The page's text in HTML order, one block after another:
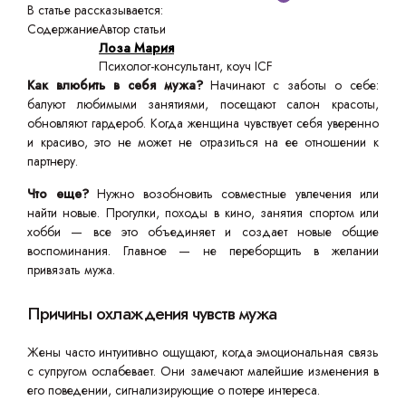
В статье рассказывается:
СодержаниеАвтор статьи
Лоза Мария
Психолог-консультант, коуч ICF
Как влюбить в себя мужа?Начинают с заботы о себе:
балуют любимыми занятиями, посещают салон красоты,
обновляют гардероб. Когда женщина чувствует себя уверенно
и красиво, это не может не отразиться на ее отношении к
партнеру.
Что еще? Нужно возобновить совместные увлечения или
найти новые. Прогулки, походы в кино, занятия спортом или
хобби — все это объединяет и создает новые общие
воспоминания. Главное — не переборщить в желании
привязать мужа.
Причины охлаждения чувств мужа
Жены часто интуитивно ощущают, когда эмоциональная связь
с супругом ослабевает. Они замечают малейшие изменения в
его поведении, сигнализирующие о потере интереса.